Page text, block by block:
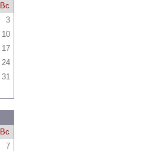
Вс
3
10
17
24
31
Вс
7